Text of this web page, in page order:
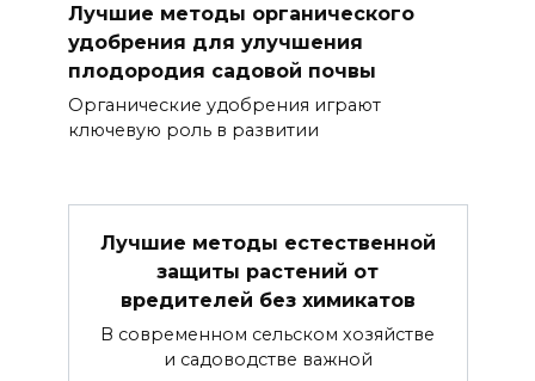
Лучшие методы органического
удобрения для улучшения
плодородия садовой почвы
Органические удобрения играют
ключевую роль в развитии
Лучшие методы естественной
защиты растений от
вредителей без химикатов
В современном сельском хозяйстве
и садоводстве важной